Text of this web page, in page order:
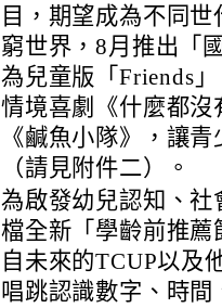
目，期望成為不同
窮世界，8月推出「
為兒童版「Friends
情境喜劇《什麼都
《鹹魚小隊》，讓
（請見附件二）。
為啟發幼兒認知、
檔全新「學齡前推薦
自未來的TCUP以及
唱跳認識數字、時